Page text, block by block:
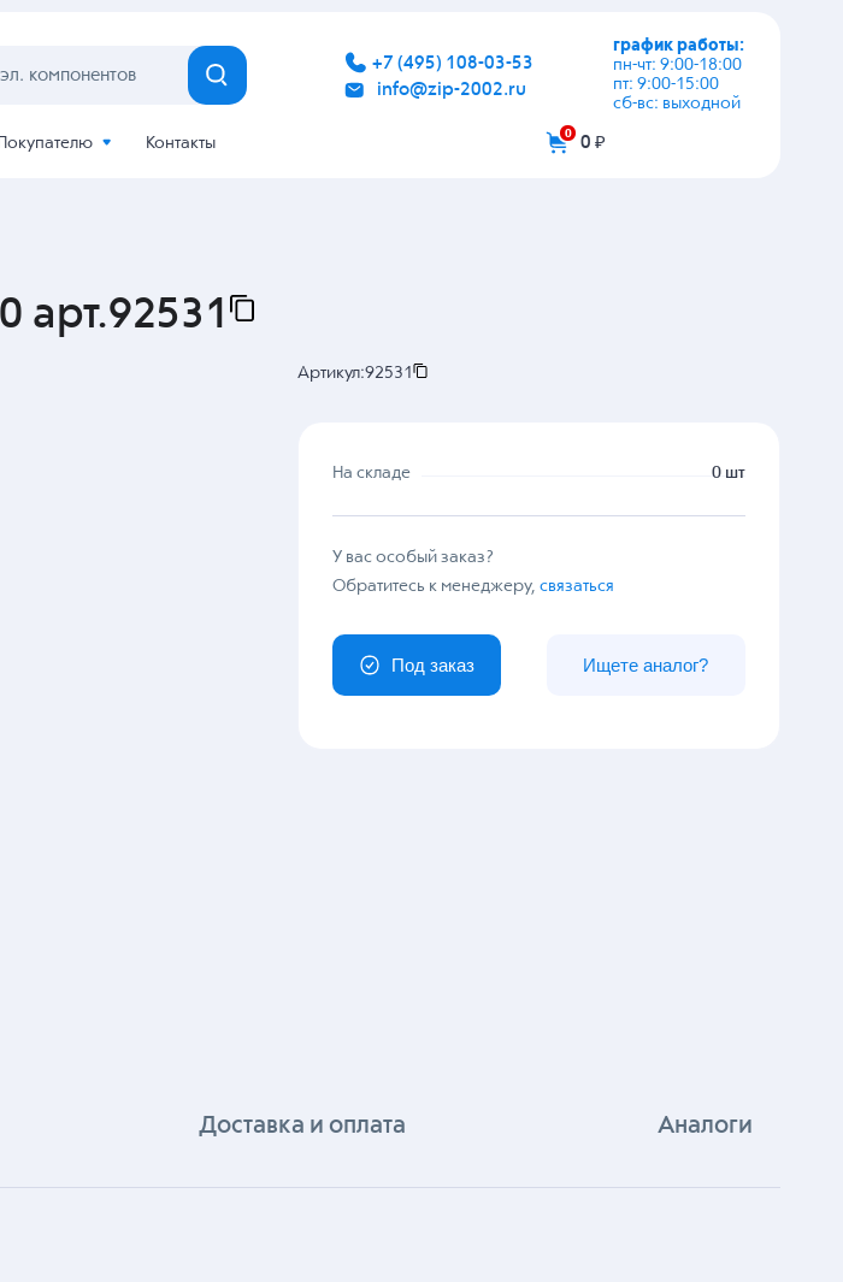
+7 (495) 108-03-53
info@zip-2002.ru
график работы:
пн-чт: 9:00-18:00
пт: 9:00-15:00
сб-вс: выходной
Покупателю Контакты
0 0 ₽
арт.92531
Артикул:92531
На складе 0 шт
У вас особый заказ?
Обратитесь к менеджеру,связаться
Под заказ Ищете аналог?
Доставка и оплата Аналоги